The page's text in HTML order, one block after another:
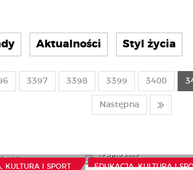
Aktualności Styl życia
3397 3398 3399 3400
Następna
KULTURA I SPORT EDUKACJA, KULTURA I
15 Lipca 2026